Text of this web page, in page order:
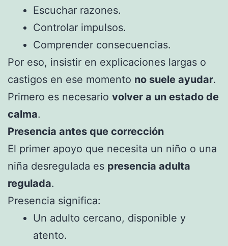
Escuchar razones.
Controlar impulsos.
Comprender consecuencias.
Por eso, insistir en explicaciones largas o
castigos en ese momento no suele ayudar.
Primero es necesario volver a un estado de
calma.
Presencia antes que corrección
El primer apoyo que necesita un niño o una
niña desregulada es presencia adulta
regulada.
Presencia significa:
Un adulto cercano, disponible y
atento.